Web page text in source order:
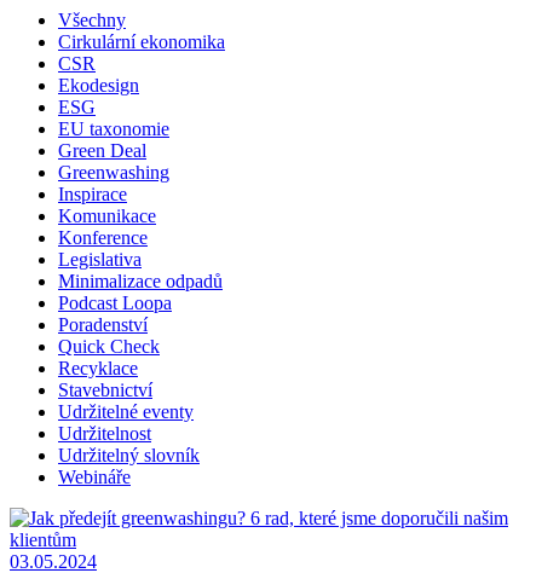
Všechny
Cirkulární ekonomika
CSR
Ekodesign
ESG
EU taxonomie
Green Deal
Greenwashing
Inspirace
Komunikace
Konference
Legislativa
Minimalizace odpadů
Podcast Loopa
Poradenství
Quick Check
Recyklace
Stavebnictví
Udržitelné eventy
Udržitelnost
Udržitelný slovník
Webináře
03.05.2024